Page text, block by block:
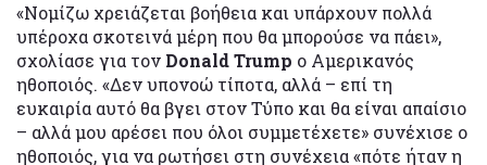
«Νομίζω χρειάζεται βοήθεια και υπάρχουν πολλά
υπέροχα σκοτεινά μέρη που θα μπορούσε να πάει»,
σχολίασε για τον Donald Trump o Αμερικανός
ηθοποιός. «Δεν υπονοώ τίποτα, αλλά – επί τη
ευκαιρία αυτό θα βγει στον Τύπο και θα είναι απαίσιο
– αλλά μου αρέσει που όλοι συμμετέχετε» συνέχισε ο
ηθοποιός, για να ρωτήσει στη συνέχεια «πότε ήταν η